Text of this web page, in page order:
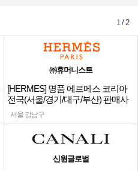
1/ 2
㈜휴머니스트
[HERMES] 명품 에르메스 코리아
전국(서울/경기/대구/부산) 판매사
원
서울 강남구
신원글로벌